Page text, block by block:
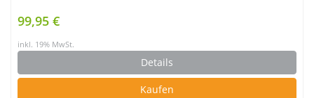
99,95 €
inkl. 19% MwSt.
Details
Kaufen